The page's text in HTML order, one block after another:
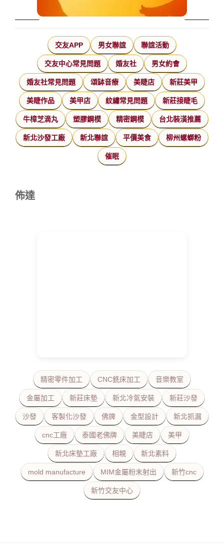
交友APP 男女聯誼 聯誼活動
交友中心常見問題 婚友社 男女約會
婚友社常見問題 頌缽音療 美睫店 新莊美甲
美睫作品 美甲店 紋繡常見問題 新莊接睫毛
牛樟芝滴丸 塑膠鋼模 精密鋼模 台北裝潢推薦
新北沙發工廠 新北聯誼 平價美食 柳州螺螄粉
催眠
佈達
精密零件加工 CNC銑床加工 音樂教室
金屬加工 新莊床墊 新北冷氣安裝 新莊沙發
沙發 客製化沙發 佛牌 金型設計 新北抓漏
cnc工廠 泰國老佛牌 美睫店 美甲
新北床墊工廠 相親 新北素料
mold manufacture MIM金屬粉末射出 新竹cnc
新竹交友中心